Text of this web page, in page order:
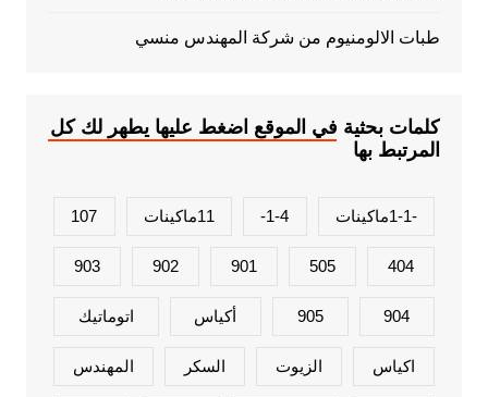
طبات الالومنيوم من شركة المهندس منسي
كلمات بحثية في الموقع اضغط عليها يطهر لك كل
المرتبط بها
-1-1ماكينات 1-4- 11ماكينات 107
404
505
901
902
903
904
905 أكياس اتوماتيك
اكياس الزيوت السكر المهندس